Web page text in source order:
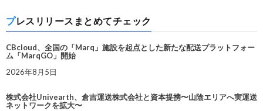
プレスリリースまとめてチェック
CBcloud、全国の「Marq」施設を起点とした新たな配送プラットフォー
ム「MarqGO」開始
2026年8月5日
株式会社Univearth、倉吉運送株式会社と資本提携〜山陰エリアへ実運送
ネットワークを拡大〜